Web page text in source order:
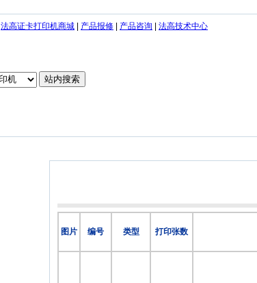
法高证卡打印机商城 产品报修 产品咨询 法高技术中心
图片 编号 类型 打印张数